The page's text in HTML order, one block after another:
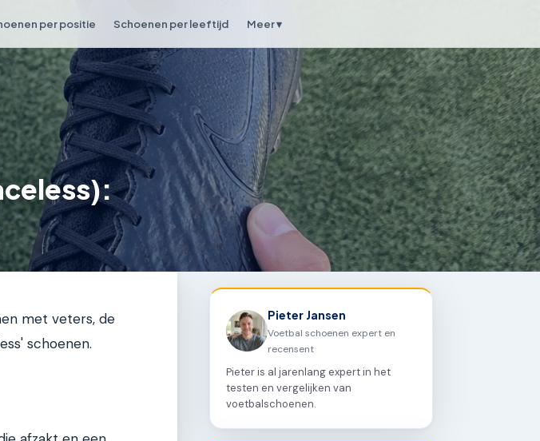
per positie Schoenen per leeftijd Meer ▾
met veters, de
schoenen.
Pieter Jansen
Voetbal schoenen expert en
recensent
Pieter is al jarenlang expert in het
testen en vergelijken van
voetbalschoenen.